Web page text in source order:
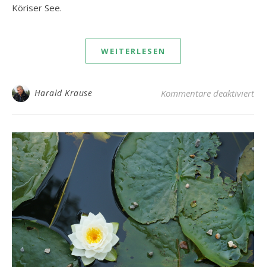
Köriser See.
WEITERLESEN
Harald Krause Kommentare deaktiviert